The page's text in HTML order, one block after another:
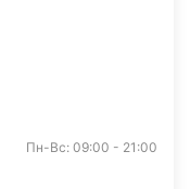
Пн-Вс: 09:00 - 21:00